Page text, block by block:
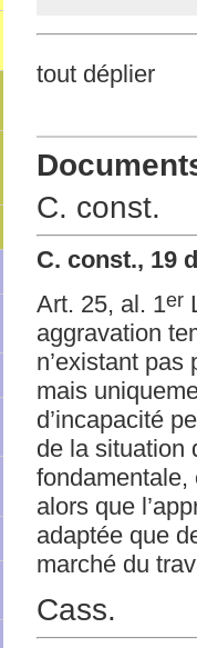
tout déplier
C. const.
C. const., 19
Art. 25, al. 1er
aggravation
n’existant
mais
d’incapacité
de la situation
fondamentale,
alors que
adaptée que
marché du
Cass.